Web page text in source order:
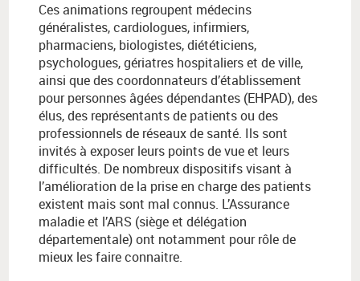
Ces animations regroupent médecins
généralistes, cardiologues, infirmiers,
pharmaciens, biologistes, diététiciens,
psychologues, gériatres hospitaliers et de ville,
ainsi que des coordonnateurs d’établissement
pour personnes âgées dépendantes (EHPAD), des
élus, des représentants de patients ou des
professionnels de réseaux de santé. Ils sont
invités à exposer leurs points de vue et leurs
difficultés. De nombreux dispositifs visant à
l’amélioration de la prise en charge des patients
existent mais sont mal connus. L’Assurance
maladie et l’ARS (siège et délégation
départementale) ont notamment pour rôle de
mieux les faire connaitre.